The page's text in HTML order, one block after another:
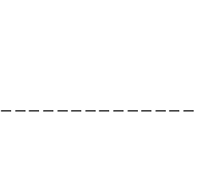
ーーーーーーーーーーーーー